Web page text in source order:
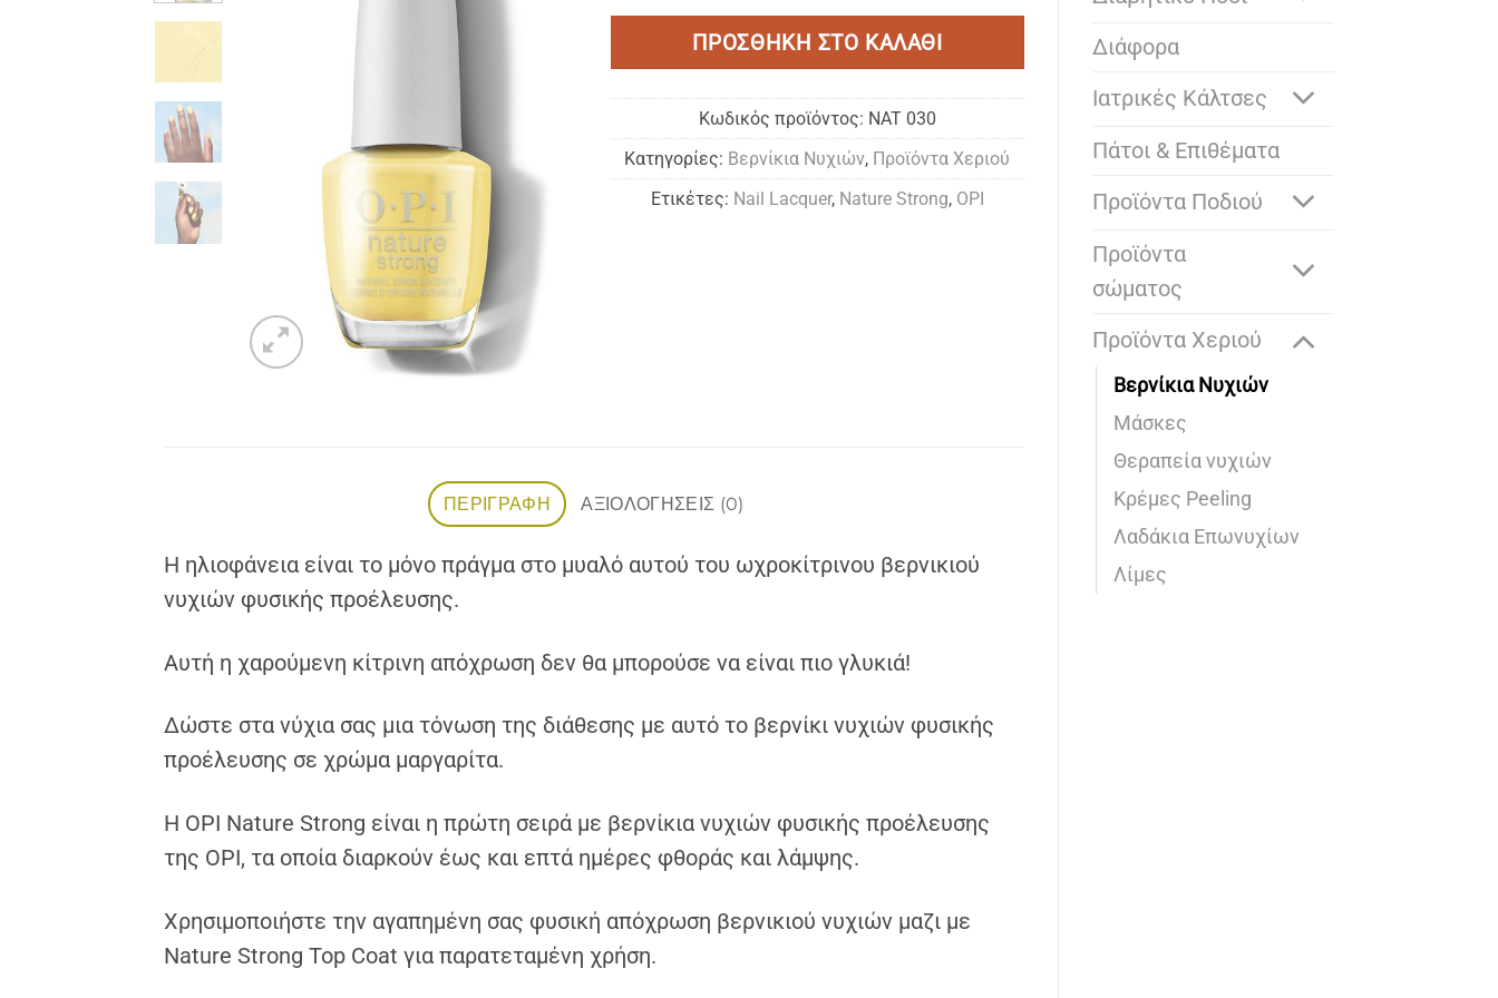
Διάφορα
Ιατρικές Κάλτσες
Πάτοι & Επιθέματα
Προϊόντα Ποδιού
Προϊόντα
σώματος
Προϊόντα Χεριού
Bερνίκια Νυχιών
Mάσκες
Θεραπεία νυχιών
Κρέμες Peeling
Λαδάκια Επωνυχίων
Λίμες
ΠΡΟΣΘΉΚΗ ΣΤΟ ΚΑΛΆΘΙ
Κωδικός προϊόντος: NAT 030
Κατηγορίες: Bερνίκια Νυχιών, Προϊόντα Χεριού
Ετικέτες: Nail Lacquer, Nature Strong, OPI
ΠΕΡΙΓΡΑΦΉ ΑΞΙΟΛΟΓΉΣΕΙΣ (0)
Η ηλιοφάνεια είναι το μόνο πράγμα στο μυαλό αυτού του ωχροκίτρινου βερνικιού
νυχιών φυσικής προέλευσης.
Αυτή η χαρούμενη κίτρινη απόχρωση δεν θα μπορούσε να είναι πιο γλυκιά!
Δώστε στα νύχια σας μια τόνωση της διάθεσης με αυτό το βερνίκι νυχιών φυσικής
προέλευσης σε χρώμα μαργαρίτα.
Η OPI Nature Strong είναι η πρώτη σειρά με βερνίκια νυχιών φυσικής προέλευσης
της OPI, τα οποία διαρκούν έως και επτά ημέρες φθοράς και λάμψης.
Χρησιμοποιήστε την αγαπημένη σας φυσική απόχρωση βερνικιού νυχιών μαζι με
Nature Strong Top Coat για παρατεταμένη χρήση.